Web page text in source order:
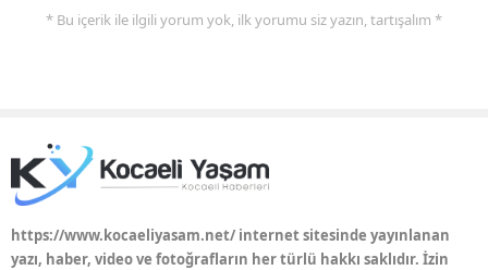
Bayburt
Bartın
* Bu içerik ile ilgili yorum yok, ilk yorumu siz yazın, tartışalım *
https://www.kocaeliyasam.net/ internet sitesinde yayınlanan
yazı, haber, video ve fotoğrafların her türlü hakkı saklıdır. İzin